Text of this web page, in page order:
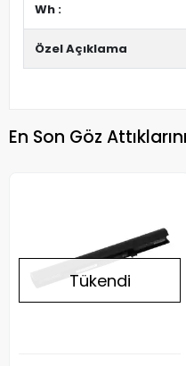
Wh :
Özel Açıklama
En Son Göz
Tükendi